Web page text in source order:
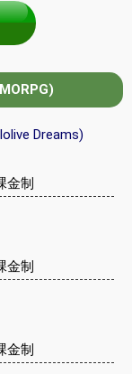
Dreams)
金制
金制
金制